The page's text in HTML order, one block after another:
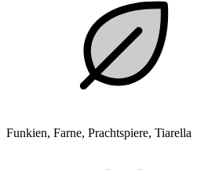
Funkien, Farne, Prachtspiere, Tiarella